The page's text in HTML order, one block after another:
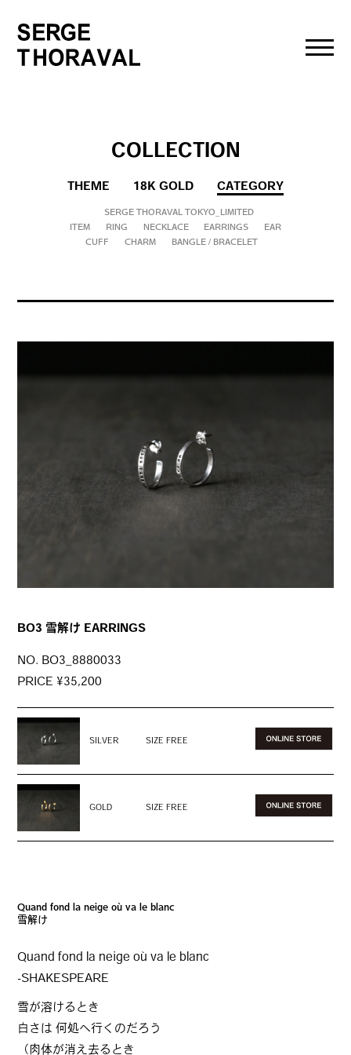
COLLECTION
THEME 18K GOLD CATEGORY
SERGE THORAVAL TOKYO_LIMITED
ITEM
RING NECKLACE EARRINGS
EAR
CUFF
CHARM BANGLE / BRACELET
BO3 雪解け EARRINGS
NO. BO3_8880033
PRICE ¥35,200
SILVER SIZE FREE
GOLD SIZE FREE
Quand fond la neige où va le blanc
雪解け
Quand fond la neige où va le blanc
-SHAKESPEARE
雪が溶けるとき
白さは 何処へ行くのだろう
（肉体が消え去るとき